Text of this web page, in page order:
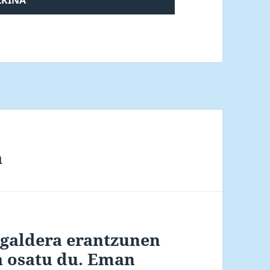
erantzunen
du. Eman